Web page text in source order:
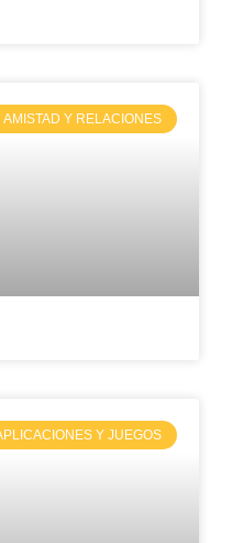
AMISTAD Y RELACIONES
Y JUEGOS